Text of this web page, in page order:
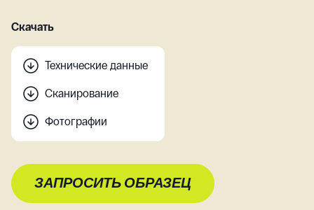
Скачать
Технические данные
Сканирование
Фотографии
ЗАПРОСИТЬ ОБРАЗЕЦ